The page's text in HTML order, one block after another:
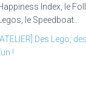
Index, le
Legos, le Speedboat…
[ATELIER] Des Lego,
!